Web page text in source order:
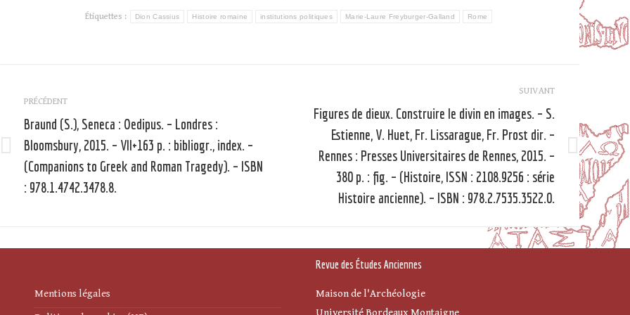
Étiquettes : Dion Cassius Histoire romaine institutions politiques Marie-Laure Freyburger-Galland Rome
article
PRÉCÉDENT
Article
précédent
:
Braund (S.), Seneca : Oedipus. – Londres :
Bloomsbury, 2015. – VII+163 p. : bibliogr., index. –
(Companions to Greek and Roman Tragedy). – ISBN
: 978.1.4742.3478.8.
SUIVANT
Article
suivant
Figures de dieux. Construire le divin en images. – S.
Estienne, V. Huet, Fr. Lissarague, Fr. Prost dir. –
Rennes : Presses Universitaires de Rennes, 2015. –
380 p. : fig. – (Histoire, ISSN : 2108.9256 : série
Histoire ancienne). – ISBN : 978.2.7535.3522.0.
Mentions légales
Revue des Études Anciennes
Maison de l'Archéologie
Université Bordeaux Montaigne